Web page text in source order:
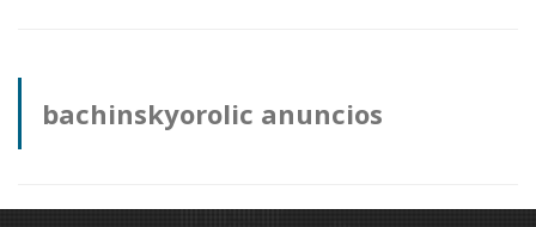
bachinskyorolic anuncios